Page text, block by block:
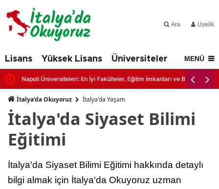
Ara Üyelik
Lisans Yüksek Lisans Üniversiteler İtalya'da
MENÜ
Napoli Üniversiteleri: En İyi Fakülteler, Eğitim İmkanları ve Başvuru
İtalya’da Okuyoruz İtalya'da Yaşam
İtalya'da Siyaset Bilimi
Eğitimi
İtalya'da Siyaset Bilimi Eğitimi hakkında detaylı
bilgi almak için İtalya'da Okuyoruz uzman